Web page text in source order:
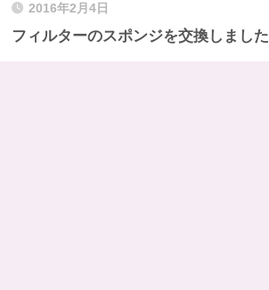
2016年2月4日
フィルターのスポンジを交換しました